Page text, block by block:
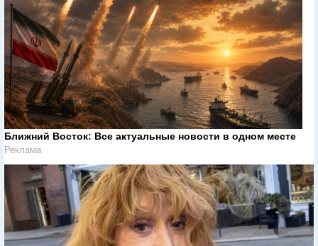
Ближний Восток: Все актуальные новости в одном месте
Реклама